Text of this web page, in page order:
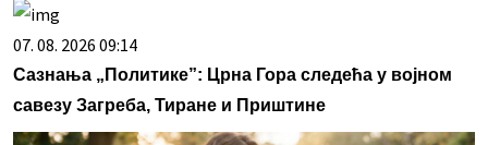
07. 08. 2026 09:14
Сазнања „Политике”: Црна Гора следећа у војном
савезу Загреба, Тиране и Приштине